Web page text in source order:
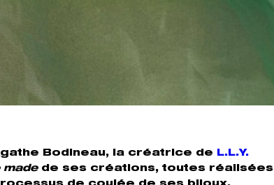
Bodineau, la créatrice de
L.L.Y.
madede ses créations, toutes réalisées